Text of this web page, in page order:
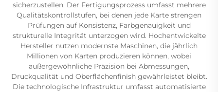
sicherzustellen. Der Fertigungsprozess umfasst mehrere
Qualitätskontrollstufen, bei denen jede Karte strengen
Prüfungen auf Konsistenz, Farbgenauigkeit und
strukturelle Integrität unterzogen wird. Hochentwickelte
Hersteller nutzen modernste Maschinen, die jährlich
Millionen von Karten produzieren können, wobei
außergewöhnliche Präzision bei Abmessungen,
Druckqualität und Oberflächenfinish gewährleistet bleibt.
Die technologische Infrastruktur umfasst automatisierte